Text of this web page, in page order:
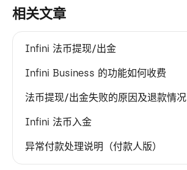
相关文章
Infini 法币提现/出金
Infini Business 的功能如何收费
法币提现/出金失败的原因及退款情况
Infini 法币入金
异常付款处理说明（付款人版）